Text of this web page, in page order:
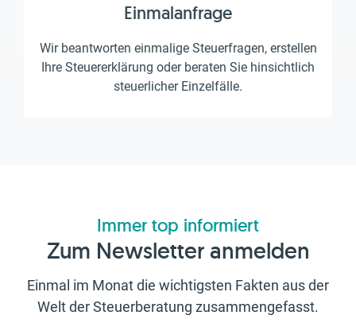
Einmalanfrage
Wir beantworten einmalige Steuerfragen, erstellen
Ihre Steuererklärung oder beraten Sie hinsichtlich
steuerlicher Einzelfälle.
Immer top informiert
Zum Newsletter anmelden
Einmal im Monat die wichtigsten Fakten aus der
Welt der Steuerberatung zusammengefasst.